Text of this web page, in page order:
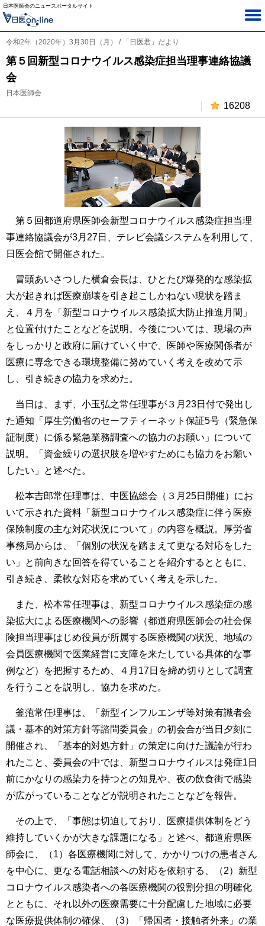
日本医師会のニュースポータルサイト
令和2年（2020年）3月30日（月） / 「日医君」だより
第５回新型コロナウイルス感染症担当理事連絡協議
会
日本医師会
16208
第５回都道府県医師会新型コロナウイルス感染症担当理
事連絡協議会が3月27日、テレビ会議システムを利用して、
日医会館で開催された。
冒頭あいさつした横倉会長は、ひとたび爆発的な感染拡
大が起きれば医療崩壊を引き起こしかねない現状を踏ま
え、４月を「新型コロナウイルス感染拡大防止推進月間」
と位置付けたことなどを説明。今後については、現場の声
をしっかりと政府に届けていく中で、医師や医療関係者が
医療に専念できる環境整備に努めていく考えを改めて示
し、引き続きの協力を求めた。
当日は、まず、小玉弘之常任理事が３月23日付で発出し
た通知「厚生労働省のセーフティーネット保証5号（緊急保
証制度）に係る緊急業務調査への協力のお願い」について
説明。「資金繰りの選択肢を増やすためにも協力をお願い
したい」と述べた。
松本吉郎常任理事は、中医協総会（３月25日開催）にお
いて示された資料「新型コロナウイルス感染症に伴う医療
保険制度の主な対応状況について」の内容を概説。厚労省
事務局からは、「個別の状況を踏まえて更なる対応をした
い」と前向きな回答を得ていることを紹介するとともに、
引き続き、柔軟な対応を求めていく考えを示した。
また、松本常任理事は、新型コロナウイルス感染症の感
染拡大による医療機関への影響（都道府県医師会の社会保
険担当理事はじめ役員が所属する医療機関の状況、地域の
会員医療機関で医業経営に支障を来たしている具体的な事
例など）を把握するため、４月17日を締め切りとして調査
を行うことを説明し、協力を求めた。
釜萢常任理事は、「新型インフルエンザ等対策有識者会
議・基本的対策方針等諮問委員会」の初会合が当日夕刻に
開催され、「基本的対処方針」の策定に向けた議論が行わ
れたこと、委員会の中では、新型コロナウイルスは発症1日
前にかなりの感染力を持つとの知見や、夜の飲食街で感染
が広がっていることなどが説明されたことなどを報告。
その上で、「事態は切迫しており、医療提供体制をどう
維持していくかが大きな課題になる」と述べ、都道府県医
師会に、（1）各医療機関に対して、かかりつけの患者さん
を中心に、更なる電話相談への対応を依頼する、（2）新型
コロナウイルス感染者への各医療機関の役割分担の明確化
とともに、それ以外の医療需要に十分配慮した地域に必要
な医療提供体制の確保、（3）「帰国者・接触者外来」の業